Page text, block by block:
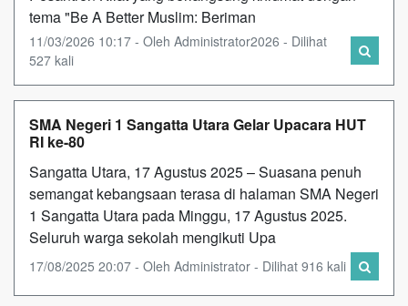
tema "Be A Better Muslim: Beriman
11/03/2026 10:17 - Oleh Administrator2026 - Dilihat
527 kali
SMA Negeri 1 Sangatta Utara Gelar Upacara HUT
RI ke-80
Sangatta Utara, 17 Agustus 2025 – Suasana penuh
semangat kebangsaan terasa di halaman SMA Negeri
1 Sangatta Utara pada Minggu, 17 Agustus 2025.
Seluruh warga sekolah mengikuti Upa
17/08/2025 20:07 - Oleh Administrator - Dilihat 916 kali